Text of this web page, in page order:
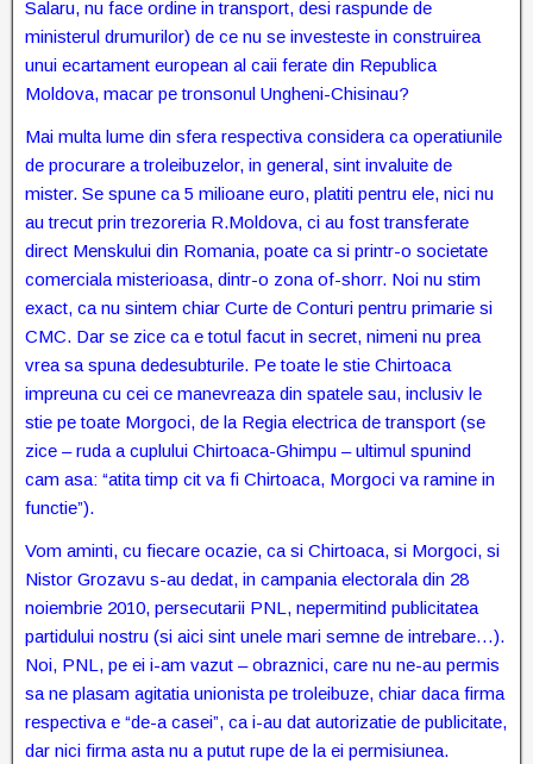
Salaru, nu face ordine in transport, desi raspunde de
ministerul drumurilor) de ce nu se investeste in construirea
unui ecartament european al caii ferate din Republica
Moldova, macar pe tronsonul Ungheni-Chisinau?
Mai multa lume din sfera respectiva considera ca operatiunile
de procurare a troleibuzelor, in general, sint invaluite de
mister. Se spune ca 5 milioane euro, platiti pentru ele, nici nu
au trecut prin trezoreria R.Moldova, ci au fost transferate
direct Menskului din Romania, poate ca si printr-o societate
comerciala misterioasa, dintr-o zona of-shorr. Noi nu stim
exact, ca nu sintem chiar Curte de Conturi pentru primarie si
CMC. Dar se zice ca e totul facut in secret, nimeni nu prea
vrea sa spuna dedesubturile. Pe toate le stie Chirtoaca
impreuna cu cei ce manevreaza din spatele sau, inclusiv le
stie pe toate Morgoci, de la Regia electrica de transport (se
zice – ruda a cuplului Chirtoaca-Ghimpu – ultimul spunind
cam asa: “atita timp cit va fi Chirtoaca, Morgoci va ramine in
functie”).
Vom aminti, cu fiecare ocazie, ca si Chirtoaca, si Morgoci, si
Nistor Grozavu s-au dedat, in campania electorala din 28
noiembrie 2010, persecutarii PNL, nepermitind publicitatea
partidului nostru (si aici sint unele mari semne de intrebare…).
Noi, PNL, pe ei i-am vazut – obraznici, care nu ne-au permis
sa ne plasam agitatia unionista pe troleibuze, chiar daca firma
respectiva e “de-a casei”, ca i-au dat autorizatie de publicitate,
dar nici firma asta nu a putut rupe de la ei permisiunea.